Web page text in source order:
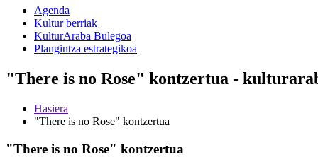
Agenda
Kultur berriak
KulturAraba Bulegoa
Plangintza estrategikoa
"There is no Rose" kontzertua -
Hasiera
"There is no Rose" kontzertua
"There is no Rose" kontzertua